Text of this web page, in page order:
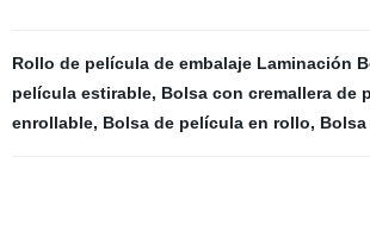
Rollo de película de embalaje Laminación
película estirable, Bolsa con cremallera de
enrollable, Bolsa de película en rollo,